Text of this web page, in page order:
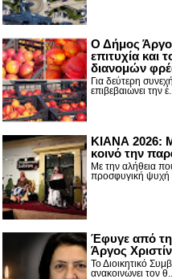
Ο Δήμος
επιτυχία και
διανομών
Για δεύτερη
επιβεβαιώνει την
ΚΙΑΝΑ 2026:
κοινό την
Με την αλήθεια
προσφυγική ψυχή
Έφυγε από
Άργος
Το Διοικητικό
ανακοινώνει τον